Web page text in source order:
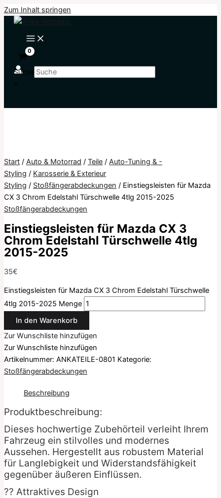
Zum Inhalt springen
Suche
×
Start / Auto & Motorrad / Teile / Auto-Tuning & -
Styling / Karosserie & Exterieur
Styling / Stoßfängerabdeckungen / Einstiegsleisten für Mazda
CX 3 Chrom Edelstahl Türschwelle 4tlg 2015-2025
Stoßfängerabdeckungen
Einstiegsleisten für Mazda CX 3
Chrom Edelstahl Türschwelle 4tlg
2015-2025
35€
Einstiegsleisten für Mazda CX 3 Chrom Edelstahl Türschwelle
4tlg 2015-2025 Menge
In den Warenkorb
Zur Wunschliste hinzufügen
Zur Wunschliste hinzufügen
Artikelnummer: ANKATEILE-0801 Kategorie:
Stoßfängerabdeckungen
Beschreibung
Produktbeschreibung:
Dieses hochwertige Zubehörteil verleiht Ihrem
Fahrzeug ein stilvolles und modernes
Aussehen. Hergestellt aus robustem Material
für Langlebigkeit und Widerstandsfähigkeit
gegenüber äußeren Einflüssen.
?? Attraktives Design